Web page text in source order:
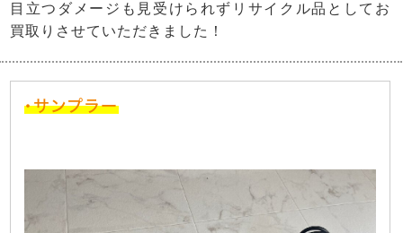
目立つダメージも見受けられずリサイクル品としてお
買取りさせていただきました！
・サンプラー